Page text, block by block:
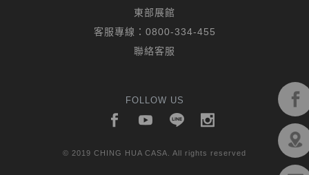
東部展館
客服專線： 0800-334-455
聯絡客服
FOLLOW US
© 2019 CHING HUA CASA. All rights reserved